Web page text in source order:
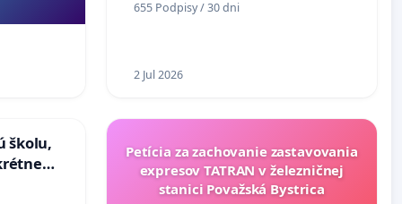
uzávery Vážskeho mosta v
655 Podpisy / 30 dni
2 Jul 2026
školu,
v
Petícia za zachovanie zastavovania
expresov TATRAN v železničnej
stanici Považská Bystrica